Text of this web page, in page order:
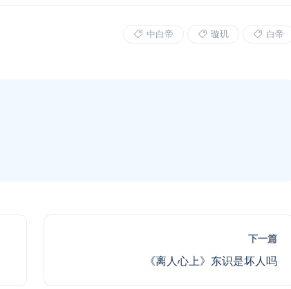
中白帝 璇玑 白帝
下一篇
《离人心上》东识是坏人吗